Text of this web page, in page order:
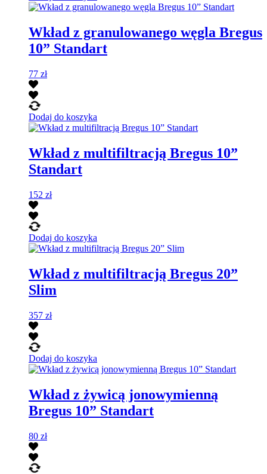
Wkład z granulowanego węgla Bregus
10” Standart
77 zł
Dodaj do koszyka
Wkład z multifiltracją Bregus 10”
Standart
152 zł
Dodaj do koszyka
Wkład z multifiltracją Bregus 20”
Slim
357 zł
Dodaj do koszyka
Wkład z żywicą jonowymienną
Bregus 10” Standart
80 zł